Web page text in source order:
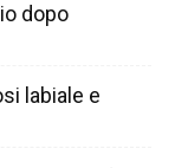
dopo
labiale e